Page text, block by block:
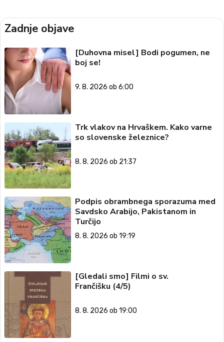
Zadnje objave
[Duhovna misel] Bodi pogumen, ne
boj se!
9. 8. 2026 ob 6:00
Trk vlakov na Hrvaškem. Kako varne
so slovenske železnice?
8. 8. 2026 ob 21:37
Podpis obrambnega sporazuma med
Savdsko Arabijo, Pakistanom in
Turčijo
8. 8. 2026 ob 19:19
[Gledali smo] Filmi o sv.
Frančišku (4/5)
8. 8. 2026 ob 19:00